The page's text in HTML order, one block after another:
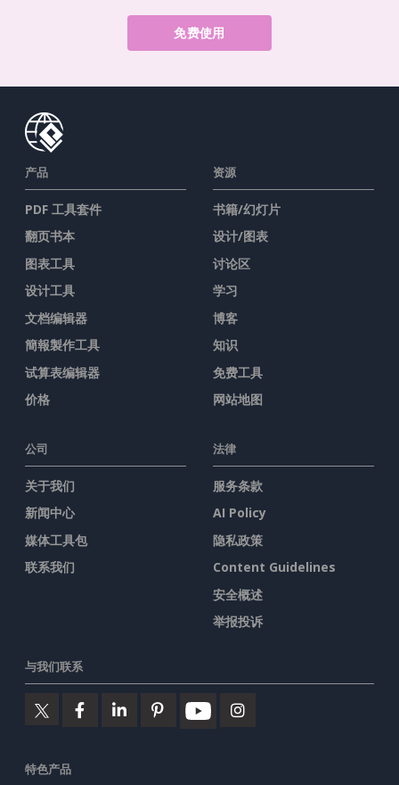
免费使用
产品
PDF 工具套件
翻页书本
图表工具
设计工具
文档编辑器
簡報製作工具
试算表编辑器
价格
资源
书籍/幻灯片
设计/图表
讨论区
学习
博客
知识
免费工具
网站地图
公司
关于我们
新闻中心
媒体工具包
联系我们
法律
服务条款
AI Policy
隐私政策
Content Guidelines
安全概述
举报投诉
与我们联系
特色产品